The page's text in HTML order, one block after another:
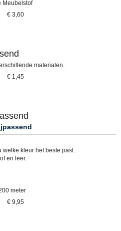
Meubelstof
€ 3,60
materialen.
€ 1,45
welke kleur het beste past.
en leer.
meter
€ 9,95